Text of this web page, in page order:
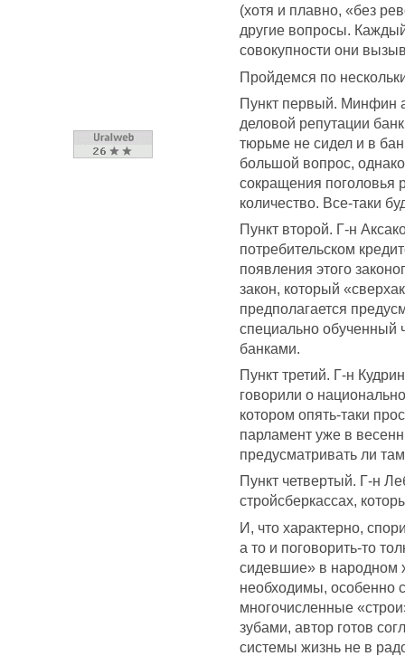
(хотя и плавно, «без
другие вопросы.
совокупности они
Пройдемся по
Пункт первый. Минфин
деловой репутации
тюрьме не сидел и в
большой вопрос,
сокращения поголовья
количество. Все-таки
Пункт второй. Г-н
потребительском
появления этого
закон, который
предполагается
специально обученный
банками.
Пункт третий. Г-н
говорили о
котором опять-таки
парламент уже в
предусматривать ли
Пункт четвертый. Г-н
стройсберкассах,
И, что характерно,
а то и поговорить-то
сидевшие» в народном
необходимы, особенно
многочисленные
зубами, автор готов
системы жизнь не в